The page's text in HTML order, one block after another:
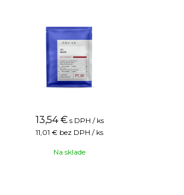
13,54 € s DPH / ks
11,01 € bez DPH / ks
Na sklade